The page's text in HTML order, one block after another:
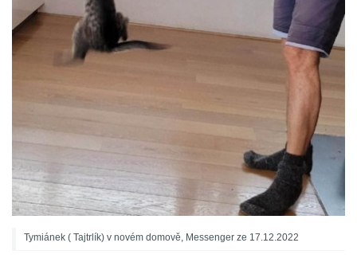
Tymiánek ( Tajtrlík) v novém domově, Messenger ze 17.12.2022